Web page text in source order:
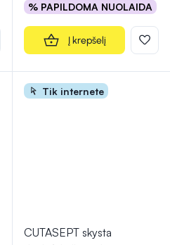
% PAPILDOMA NUOLAIDA
Į krepšelį
Tik internete
CUTASEPT skysta